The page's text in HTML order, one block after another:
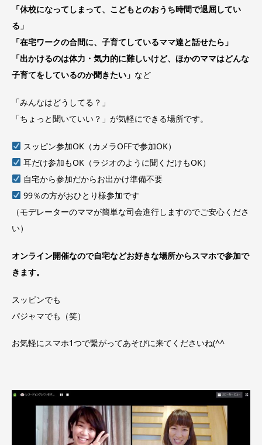
「休校になってしまって、こどもとのおうち時間で退屈してい
る」
「在宅ワークの合間に、子育てしているママ達と話せたら」
「出かけるのは体力・気力的に難しいけど、ほかのママはどんな
子育てをしているのか聞きたい」 など
「みんなはどうしてる？」
「ちょっと聞いていい？」が気軽にできる場所です。
スッピン参加OK（カメラOFFで参加OK）
耳だけ参加もOK（ラジオのように聞くだけもOK）
自宅から参加だからお出かけ準備不要
99％の方がおひとり様参加です
（モデレーターのママが簡単な司会進行しますのでご安心くださ
い）
オンライン開催なので自宅などお好きな場所からスマホで参加で
きます。
スッピンでも
パジャマでも（笑）
お気軽にスマホ1つで繋がってあそびに来てくださいね(^^